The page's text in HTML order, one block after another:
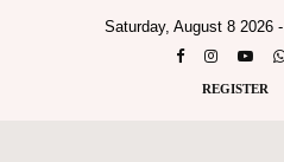
Saturday, August 8 2026 -
REGISTER